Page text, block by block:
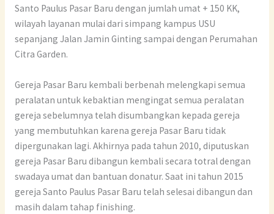
Santo Paulus Pasar Baru dengan jumlah umat + 150 KK,
wilayah layanan mulai dari simpang kampus USU
sepanjang Jalan Jamin Ginting sampai dengan Perumahan
Citra Garden.
Gereja Pasar Baru kembali berbenah melengkapi semua
peralatan untuk kebaktian mengingat semua peralatan
gereja sebelumnya telah disumbangkan kepada gereja
yang membutuhkan karena gereja Pasar Baru tidak
dipergunakan lagi. Akhirnya pada tahun 2010, diputuskan
gereja Pasar Baru dibangun kembali secara totral dengan
swadaya umat dan bantuan donatur. Saat ini tahun 2015
gereja Santo Paulus Pasar Baru telah selesai dibangun dan
masih dalam tahap finishing.